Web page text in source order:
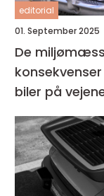
editorial
01. September 2025
De
biler på